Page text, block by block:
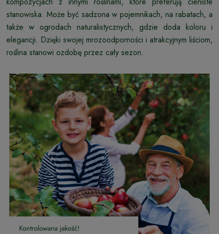
stanowiska. Może być sadzona w pojemnikach, na rabatach, a
także w ogrodach naturalistycznych, gdzie doda koloru i
elegancji. Dzięki swojej mrozoodporności i atrakcyjnym liściom,
roślina stanowi ozdobę przez cały sezon.